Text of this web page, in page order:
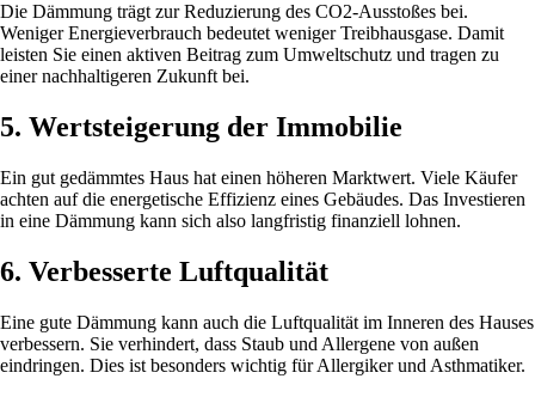
Die Dämmung trägt zur Reduzierung des CO2-Ausstoßes bei.
Weniger Energieverbrauch bedeutet weniger Treibhausgase. Damit
leisten Sie einen aktiven Beitrag zum Umweltschutz und tragen zu
einer nachhaltigeren Zukunft bei.
5. Wertsteigerung der Immobilie
Ein gut gedämmtes Haus hat einen höheren Marktwert. Viele Käufer
achten auf die energetische Effizienz eines Gebäudes. Das Investieren
in eine Dämmung kann sich also langfristig finanziell lohnen.
6. Verbesserte Luftqualität
Eine gute Dämmung kann auch die Luftqualität im Inneren des Hauses
verbessern. Sie verhindert, dass Staub und Allergene von außen
eindringen. Dies ist besonders wichtig für Allergiker und Asthmatiker.